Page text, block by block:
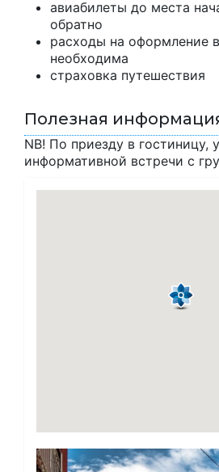
авиабилеты до места
обратно
расходы на оформление
необходима
страховка путешествия
Полезная
NB! По приезду в гостиницу,
информативной встречи с